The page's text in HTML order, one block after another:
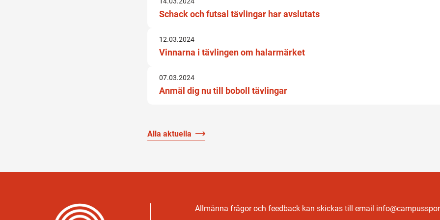
Schack och futsal tävlingar har avslutats
12.03.2024
Vinnarna i tävlingen om halarmärket
07.03.2024
Anmäl dig nu till boboll tävlingar
Alla aktuella
Allmänna frågor och feedback kan skickas till email